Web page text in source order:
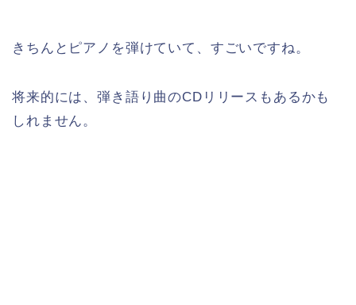
きちんとピアノを弾けていて、すごいですね。
将来的には、弾き語り曲のCDリリースもあるかも
しれません。